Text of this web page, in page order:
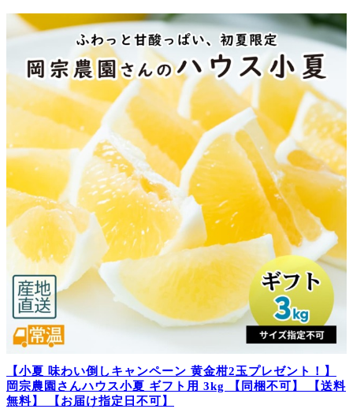
【小夏 味わい倒しキャンペーン 黄金柑2玉プレゼント！】
岡宗農園さんハウス小夏 ギフト用 3kg 【同梱不可】 【送料
無料】 【お届け指定日不可】